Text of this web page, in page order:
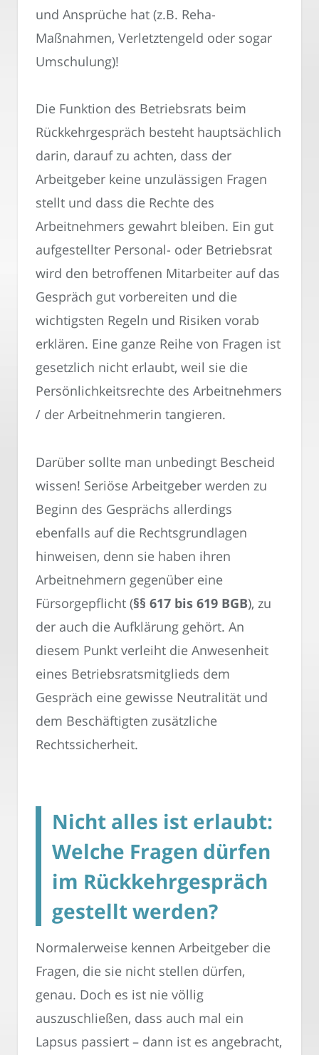
und Ansprüche hat (z.B. Reha-
Maßnahmen, Verletztengeld oder sogar
Umschulung)!
Die Funktion des Betriebsrats beim
Rückkehrgespräch besteht hauptsächlich
darin, darauf zu achten, dass der
Arbeitgeber keine unzulässigen Fragen
stellt und dass die Rechte des
Arbeitnehmers gewahrt bleiben. Ein gut
aufgestellter Personal- oder Betriebsrat
wird den betroffenen Mitarbeiter auf das
Gespräch gut vorbereiten und die
wichtigsten Regeln und Risiken vorab
erklären. Eine ganze Reihe von Fragen ist
gesetzlich nicht erlaubt, weil sie die
Persönlichkeitsrechte des Arbeitnehmers
/ der Arbeitnehmerin tangieren.
Darüber sollte man unbedingt Bescheid
wissen! Seriöse Arbeitgeber werden zu
Beginn des Gesprächs allerdings
ebenfalls auf die Rechtsgrundlagen
hinweisen, denn sie haben ihren
Arbeitnehmern gegenüber eine
Fürsorgepflicht (§§ 617 bis 619 BGB), zu
der auch die Aufklärung gehört. An
diesem Punkt verleiht die Anwesenheit
eines Betriebsratsmitglieds dem
Gespräch eine gewisse Neutralität und
dem Beschäftigten zusätzliche
Rechtssicherheit.
Nicht alles ist erlaubt:
Welche Fragen dürfen
im Rückkehrgespräch
gestellt werden?
Normalerweise kennen Arbeitgeber die
Fragen, die sie nicht stellen dürfen,
genau. Doch es ist nie völlig
auszuschließen, dass auch mal ein
Lapsus passiert – dann ist es angebracht,